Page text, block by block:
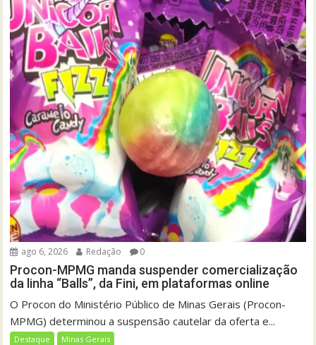
ago 6, 2026 Redação 0
Procon-MPMG manda suspender comercialização
da linha “Balls”, da Fini, em plataformas online
O Procon do Ministério Público de Minas Gerais (Procon-
MPMG) determinou a suspensão cautelar da oferta e...
Destaque Minas Gerais